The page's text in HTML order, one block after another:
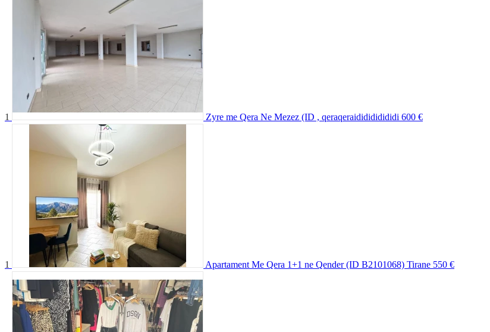
1 Zyre me Qera Ne Mezez (ID , qeraqeraididididididi 600 €
1 Apartament Me Qera 1+1 ne Qender (ID B2101068) Tirane 550 €